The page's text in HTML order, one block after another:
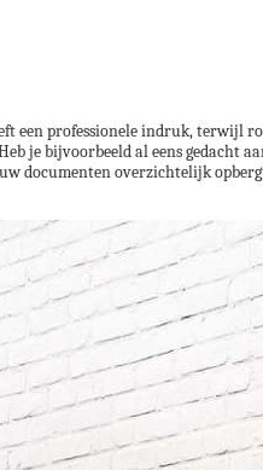
een professionele indruk, terwijl
je bijvoorbeeld al eens gedacht
documenten overzichtelijk